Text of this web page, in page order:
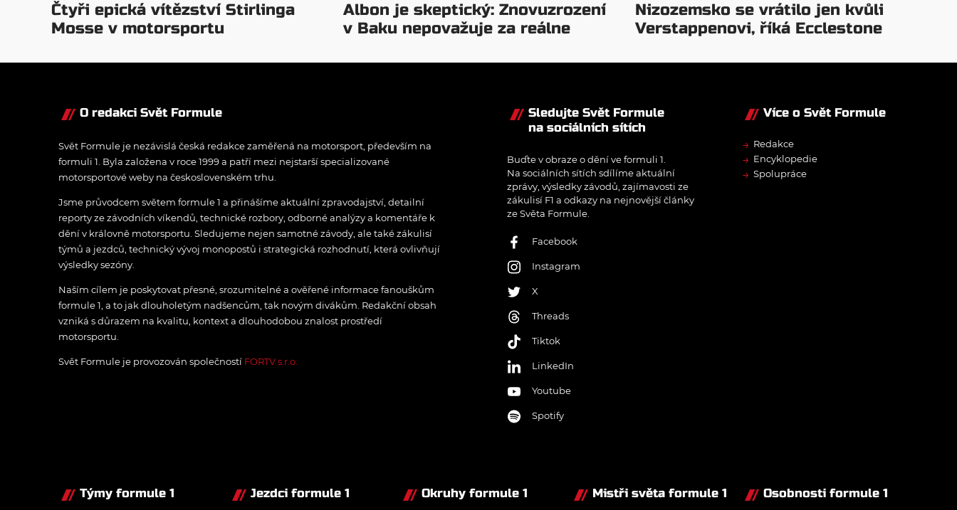
Čtyři epická vítězství Stirlinga
Mosse v motorsportu
Albon je skeptický: Znovuzrození
v Baku nepovažuje za reálne
Nizozemsko se vrátilo jen kvůli
Verstappenovi, říká Ecclestone
O redakci Svět Formule
Svět Formule je nezávislá česká redakce zaměřená na motorsport, především na
formuli 1. Byla založena v roce 1999 a patří mezi nejstarší specializované
motorsportové weby na československém trhu.
Jsme průvodcem světem formule 1 a přinášíme aktuální zpravodajství, detailní
reporty ze závodních víkendů, technické rozbory, odborné analýzy a komentáře k
dění v královně motorsportu. Sledujeme nejen samotné závody, ale také zákulisí
týmů a jezdců, technický vývoj monopostů i strategická rozhodnutí, která ovlivňují
výsledky sezóny.
Naším cílem je poskytovat přesné, srozumitelné a ověřené informace fanouškům
formule 1, a to jak dlouholetým nadšencům, tak novým divákům. Redakční obsah
vzniká s důrazem na kvalitu, kontext a dlouhodobou znalost prostředí
motorsportu.
Svět Formule je provozován společností FORTV s.r.o.
Sledujte Svět Formule
na sociálních sítích
Buďte v obraze o dění ve formuli 1.
Na sociálních sítích sdílíme aktuální
zprávy, výsledky závodů, zajímavosti ze
zákulisí F1 a odkazy na nejnovější články
ze Světa Formule.
Facebook
Instagram
X
Threads
Tiktok
LinkedIn
Youtube
Spotify
Více o Svět Formule
→ Redakce
→ Encyklopedie
→ Spolupráce
Týmy formule 1 Jezdci formule 1 Okruhy formule 1 Mistři světa formule 1 Osobnosti formule 1